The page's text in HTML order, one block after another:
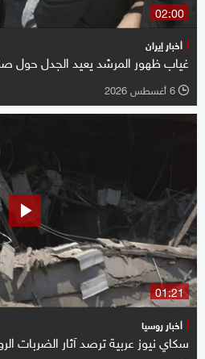
02:00
أخبار إيران
غياب ظهور المرشد يعيد الجدل حول
l 6 أغسطس 2026
01:21
أخبار روسيا
سكاي نيوز عربية ترصد آثار الضربات